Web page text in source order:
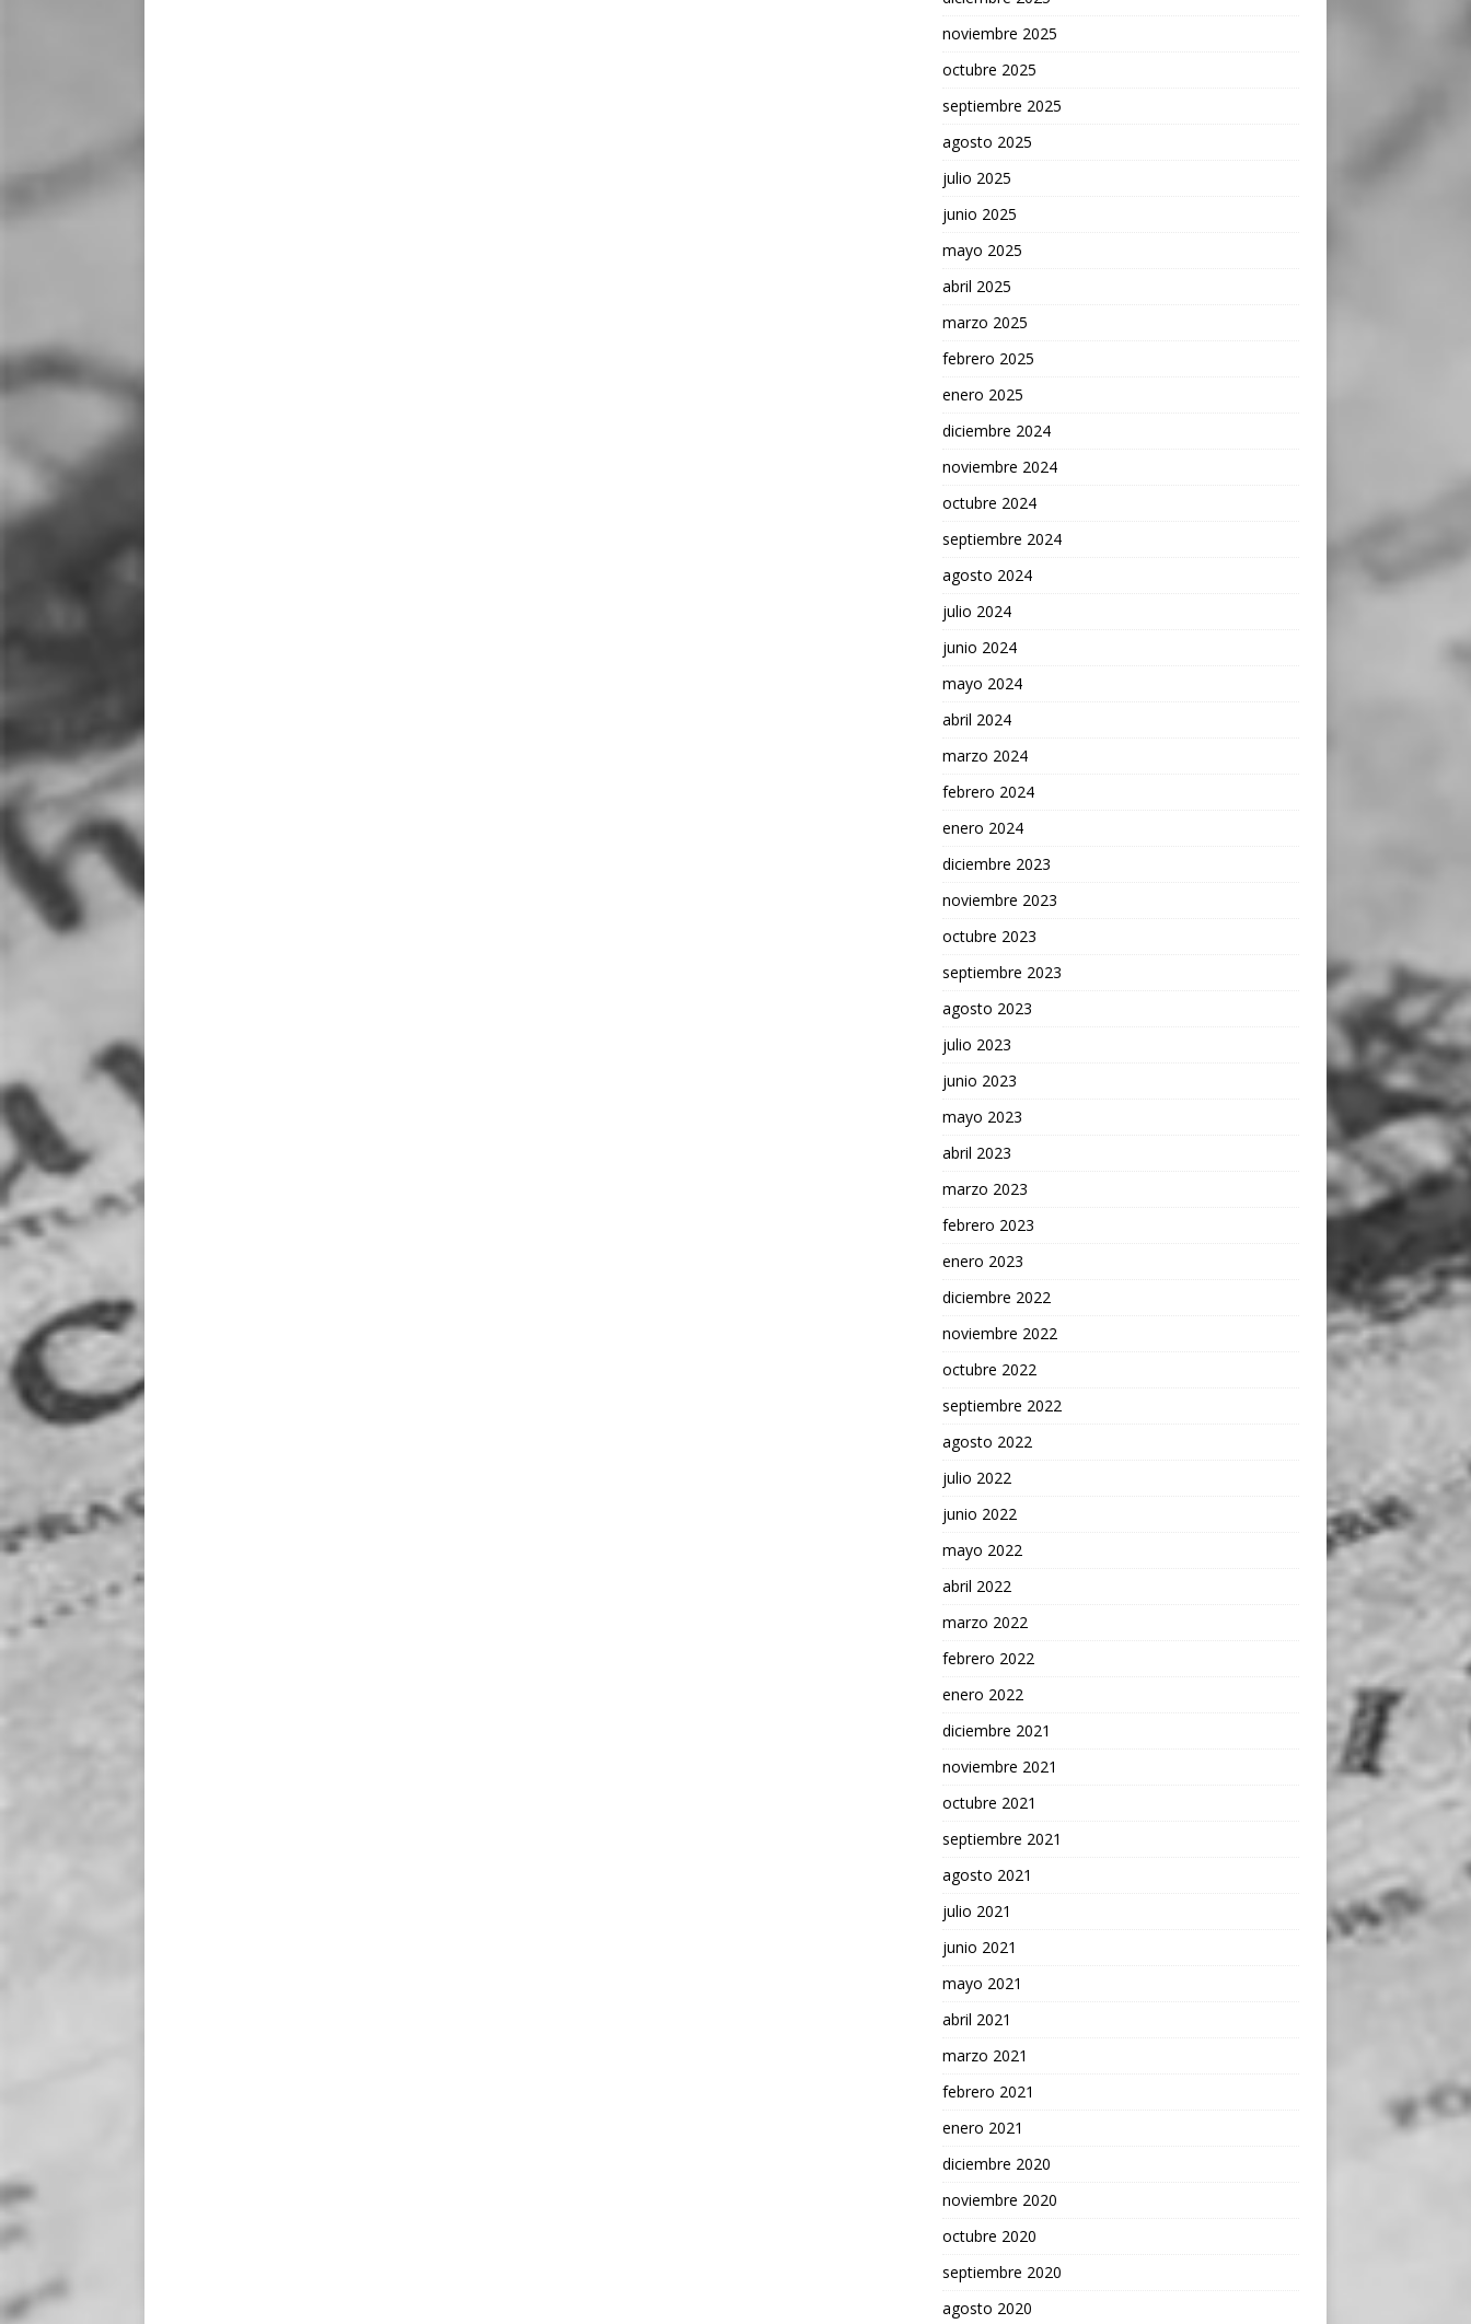
noviembre 2025
octubre 2025
septiembre 2025
agosto 2025
julio 2025
junio 2025
mayo 2025
abril 2025
marzo 2025
febrero 2025
enero 2025
diciembre 2024
noviembre 2024
octubre 2024
septiembre 2024
agosto 2024
julio 2024
junio 2024
mayo 2024
abril 2024
marzo 2024
febrero 2024
enero 2024
diciembre 2023
noviembre 2023
octubre 2023
septiembre 2023
agosto 2023
julio 2023
junio 2023
mayo 2023
abril 2023
marzo 2023
febrero 2023
enero 2023
diciembre 2022
noviembre 2022
octubre 2022
septiembre 2022
agosto 2022
julio 2022
junio 2022
mayo 2022
abril 2022
marzo 2022
febrero 2022
enero 2022
diciembre 2021
noviembre 2021
octubre 2021
septiembre 2021
agosto 2021
julio 2021
junio 2021
mayo 2021
abril 2021
marzo 2021
febrero 2021
enero 2021
diciembre 2020
noviembre 2020
octubre 2020
septiembre 2020
agosto 2020